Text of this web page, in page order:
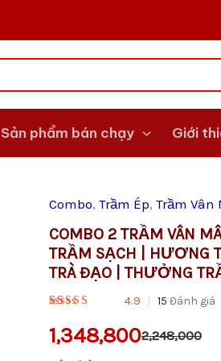
Sản phẩm bán chạy Giới
Combo, Trầm Ép, Trầm Vân
COMBO 2 TRẦM VÂN
TRẦM SẠCH | HƯƠNG
TRÀ ĐẠO | THƯỞNG
4.9 15 Đánh giá
2,248,000
Giá
gốc
là:
VND2,248,000.
1,348,800
Giá
hiện
tại
là:
VND1,348,800.
Combo
Trầm
Vân
Mây
Hạng
Hộp
Tiểu